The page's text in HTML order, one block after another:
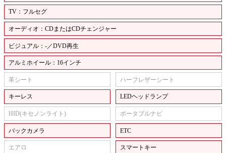
TV：フルセグ
オーディオ：CDまたはCDチェンジャー
ビジュアル：-／DVD再生
アルミホイール：16インチ
革シート ハーフレザーシート
キーレス LEDヘッドランプ
HID(キセノンライト) ポータブルナビ
バックカメラ ETC
エアロ スマートキー